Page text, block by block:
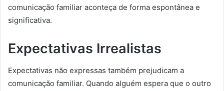
comunicação familiar aconteça de forma espontânea e
significativa.
Expectativas Irrealistas
Expectativas não expressas também prejudicam a
comunicação familiar. Quando alguém espera que o outro